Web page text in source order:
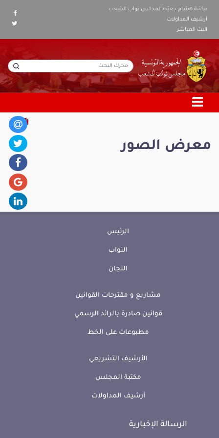
مكتبة هشام جعيّط لمجلس نواب الشعب
أرشيف المداولات
البث المباشر
معرض الصور
الرئيس
النواب
اللجان
مشاريع و مقترحات القوانين
قوانين صادرة بالرائد الرسمي
مطبوعات على الخط
الأرشيف التشريعي
مكتبة المجلس
أرشيف المداولات
الرسالة الإخبارية